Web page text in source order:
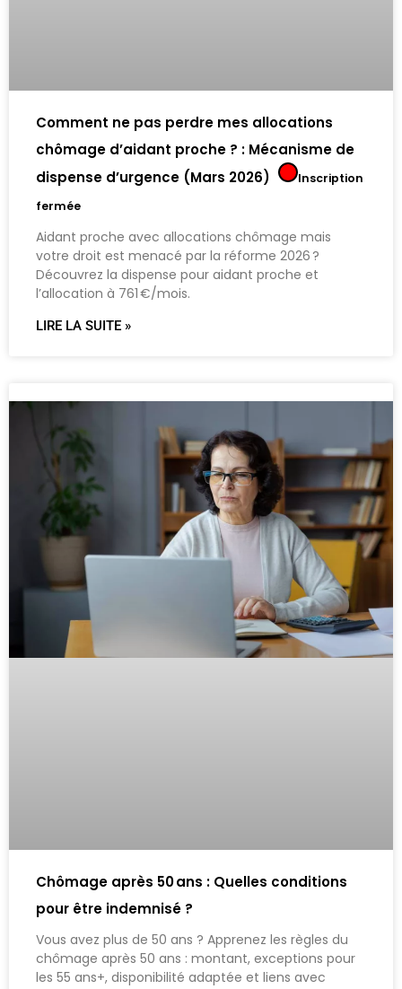
Comment ne pas perdre mes allocations
chômage d’aidant proche ? : Mécanisme de
dispense d’urgence (Mars 2026)
Inscription
fermée
Aidant proche avec allocations chômage mais
votre droit est menacé par la réforme 2026 ?
Découvrez la dispense pour aidant proche et
l’allocation à 761 €/mois.
LIRE LA SUITE »
Chômage après 50 ans : Quelles conditions
pour être indemnisé ?
Vous avez plus de 50 ans ? Apprenez les règles du
chômage après 50 ans : montant, exceptions pour
les 55 ans+, disponibilité adaptée et liens avec